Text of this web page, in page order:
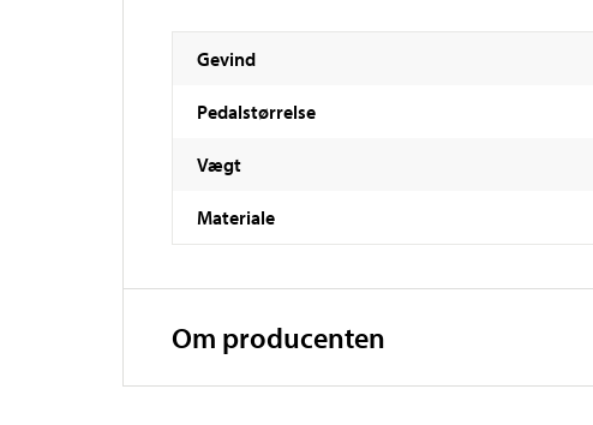
Gevind
Pedalstørrelse
Vægt
Materiale
Om producenten